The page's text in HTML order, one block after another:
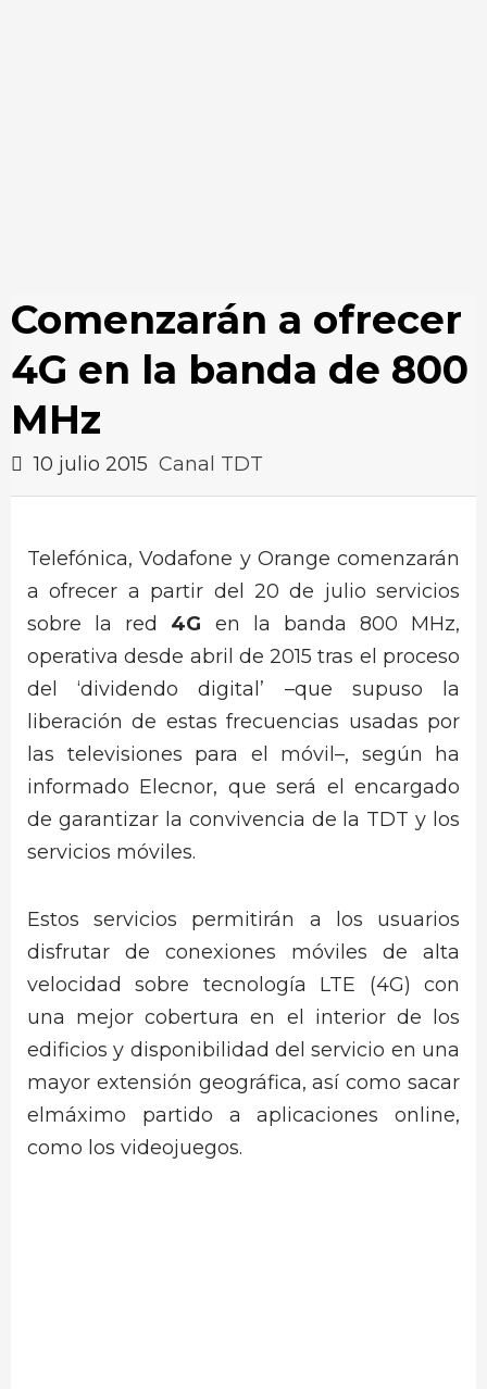
Comenzarán a ofrecer
4G en la banda de 800
MHz
10 julio 2015 Canal TDT
Telefónica, Vodafone y Orange comenzarán
a ofrecer a partir del 20 de julio servicios
sobre la red 4G en la banda 800 MHz,
operativa desde abril de 2015 tras el proceso
del ‘dividendo digital’ –que supuso la
liberación de estas frecuencias usadas por
las televisiones para el móvil–, según ha
informado Elecnor, que será el encargado
de garantizar la convivencia de la TDT y los
servicios móviles.
Estos servicios permitirán a los usuarios
disfrutar de conexiones móviles de alta
velocidad sobre tecnología LTE (4G) con
una mejor cobertura en el interior de los
edificios y disponibilidad del servicio en una
mayor extensión geográfica, así como sacar
elmáximo partido a aplicaciones online,
como los videojuegos.